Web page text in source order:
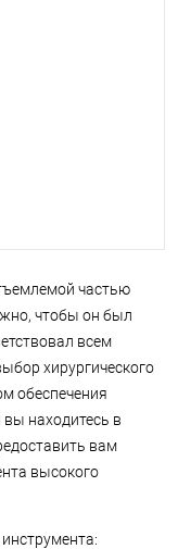
частью
чтобы он был
всем
хирургического
обеспечения
находитесь в
вам
высокого